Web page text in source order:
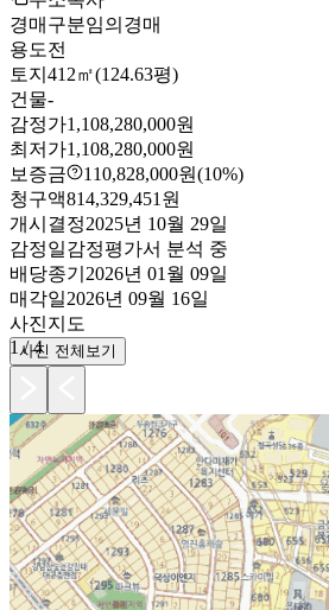
경매구분임의경매
용도전
토지 412㎡(124.63평)
건물-
감정가1,108,280,000원
최저가1,108,280,000원
보증금
110,828,000원(10%)
청구액814,329,451원
개시결정2025년 10월 29일
감정일감정평가서 분석 중
배당종기 2026년 01월 09일
매각일2026년 09월 16일
사진지도
1 /4
사진 전체보기